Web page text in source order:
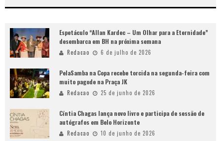
Espetáculo “Allan Kardec – Um Olhar para a Eternidade”
desembarca em BH na próxima semana
Redacao 6 de julho de 2026
PelaSamba na Copa recebe torcida na segunda-feira com
muito pagode na Praça JK
Redacao 25 de junho de 2026
Cíntia Chagas lança novo livro e participa de sessão de
autógrafos em Belo Horizonte
Redacao 10 de junho de 2026